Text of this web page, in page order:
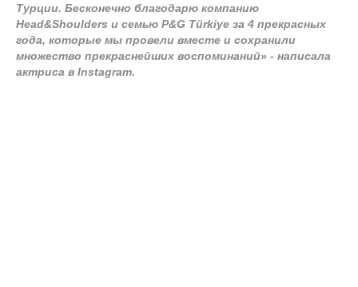
Турции. Бесконечно благодарю компанию
Head&Shoulders и семью P&G Türkiye за 4 прекрасных
года, которые мы провели вместе и сохранили
множество прекраснейших воспоминаний» - написала
актриса в Instagram.